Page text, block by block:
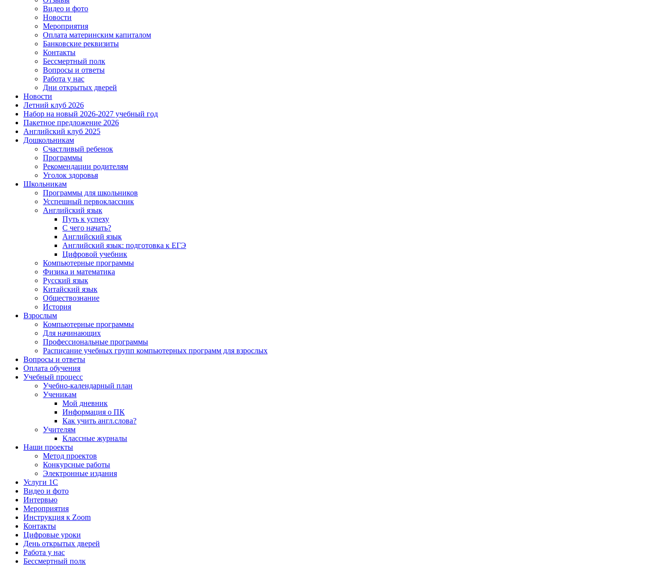
Видео и фото
Новости
Мероприятия
Оплата материнским капиталом
Банковские реквизиты
Контакты
Бессмертный полк
Вопросы и ответы
Работа у нас
Дни открытых дверей
Новости
Летний клуб 2026
Набор на новый 2026-2027 учебный год
Пакетное предложение 2026
Английский клуб 2025
Дошкольникам
Счастливый ребенок
Программы
Рекомендации родителям
Уголок здоровья
Школьникам
Программы для школьников
Усспешный первоклассник
Английский язык
Путь к успеху
С чего начать?
Английский язык
Английский язык: подготовка к ЕГЭ
Цифровой учебник
Компьютерные программы
Физика и математика
Русский язык
Китайский язык
Обществознание
История
Взрослым
Компьютерные программы
Для начинающих
Профессиональные программы
Расписание учебных групп компьютерных программ для взрослых
Вопросы и ответы
Оплата обучения
Учебный процесс
Учебно-календарный план
Ученикам
Мой дневник
Информация о ПК
Как учить англ.слова?
Учителям
Классные журналы
Наши проекты
Метод проектов
Конкурсные работы
Электронные издания
Услуги 1C
Видео и фото
Интервью
Мероприятия
Инструкция к Zoom
Контакты
Цифровые уроки
День открытых дверей
Работа у нас
Бессмертный полк